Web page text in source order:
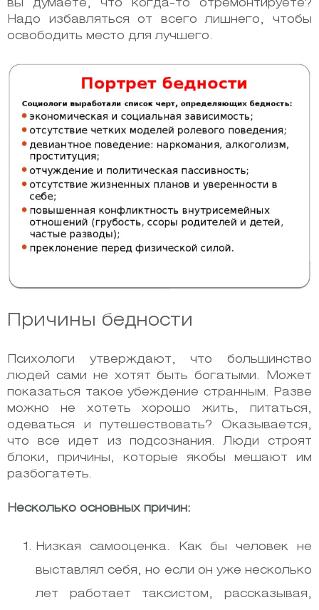
вы думаете, что когда-то отремонтируете?
Надо избавляться от всего лишнего, чтобы
освободить место для лучшего.
Причины бедности
Психологи утверждают, что большинство
людей сами не хотят быть богатыми. Может
показаться такое убеждение странным. Разве
можно не хотеть хорошо жить, питаться,
одеваться и путешествовать? Оказывается,
что все идет из подсознания. Люди строят
блоки, причины, которые якобы мешают им
разбогатеть.
Несколько основных причин:
Низкая самооценка. Как бы человек не
выставлял себя, но если он уже несколько
лет работает таксистом, рассказывая,